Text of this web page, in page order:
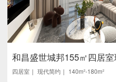
和昌盛世城邦155㎡四居
四居室 现代简约 140m²-180m²